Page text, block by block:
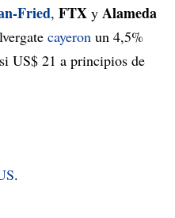
Fried, FTX y Alameda
cayeron un 4,5%
US$ 21 a principios de
.